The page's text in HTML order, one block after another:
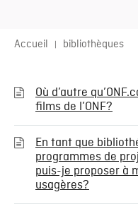
Accueil bibliothèques
Où d’autre
films de l’ONF?
En tant que
programmes de
puis-je proposer à
usagères?